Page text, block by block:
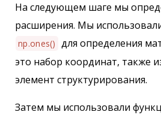
На следующем шаге мы
расширения. Мы
np.ones() для определения
это набор координат, также
элемент структурирования.
Затем мы использовали